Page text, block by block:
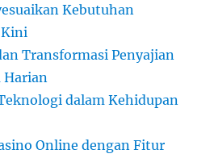
Kebutuhan
Kini
Transformasi Penyajian
Harian
dalam Kehidupan
Online dengan Fitur